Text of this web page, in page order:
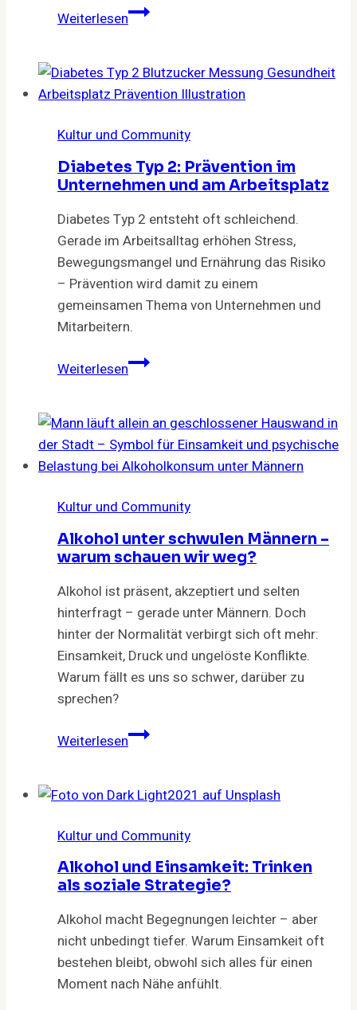
WeiterlesenMedizin
Kultur und Community
Diabetes Typ 2: Prävention im
Unternehmen und am Arbeitsplatz
Diabetes Typ 2 entsteht oft schleichend.
Gerade im Arbeitsalltag erhöhen Stress,
Bewegungsmangel und Ernährung das Risiko
– Prävention wird damit zu einem
gemeinsamen Thema von Unternehmen und
Mitarbeitern.
WeiterlesenDiabetes
Prävention
im
Unternehmen
am
Arbeitsplatz
Kultur und Community
Alkohol unter schwulen Männern –
warum schauen wir weg?
Alkohol ist präsent, akzeptiert und selten
hinterfragt – gerade unter Männern. Doch
hinter der Normalität verbirgt sich oft mehr:
Einsamkeit, Druck und ungelöste Konflikte.
Warum fällt es uns so schwer, darüber zu
sprechen?
WeiterlesenAlkohol
Männern
warum
schauen
wir
Kultur und Community
Alkohol und Einsamkeit: Trinken
als soziale Strategie?
Alkohol macht Begegnungen leichter – aber
nicht unbedingt tiefer. Warum Einsamkeit oft
bestehen bleibt, obwohl sich alles für einen
Moment nach Nähe anfühlt.